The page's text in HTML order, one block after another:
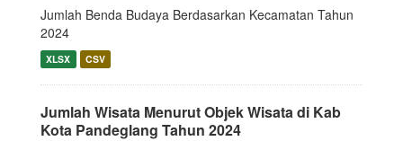
Jumlah Benda Budaya Berdasarkan Kecamatan Tahun
2024
XLSX CSV
Jumlah Wisata Menurut Objek Wisata di Kab
Kota Pandeglang Tahun 2024